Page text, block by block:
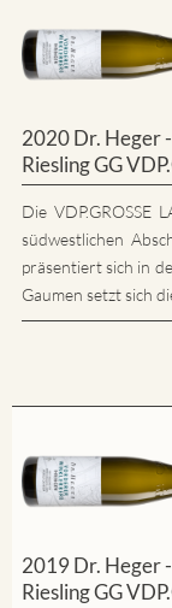
2020 Dr. Heger
Riesling GG
Die VDP.GROSSE
südwestlichen
präsentiert sich in
Gaumen setzt sich
2019 Dr. Heger
Riesling GG